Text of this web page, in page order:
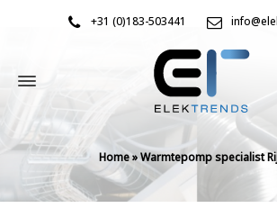
+31 (0)183-503441
Home»Warmtepomp specialist